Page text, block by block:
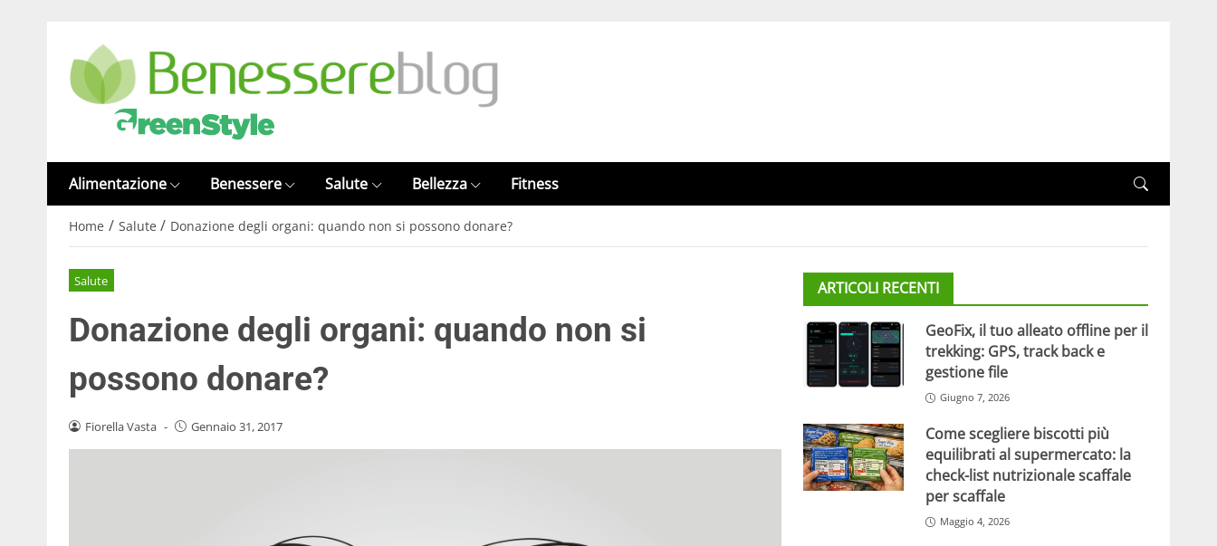
Alimentazione Benessere Salute Bellezza Fitness
Home / Salute / Donazione degli organi: quando non si possono donare?
Salute
Donazione degli organi: quando non si
possono donare?
Fiorella Vasta - Gennaio 31, 2017
ARTICOLI RECENTI
GeoFix, il tuo alleato offline per il
trekking: GPS, track back e
gestione file
Giugno 7, 2026
Come scegliere biscotti più
equilibrati al supermercato: la
check-list nutrizionale scaffale
per scaffale
Maggio 4, 2026